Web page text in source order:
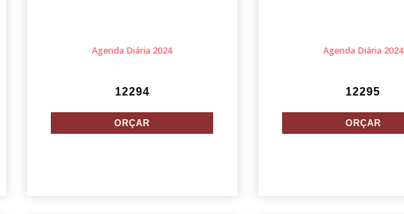
Agenda Diária 2024
12294
Agenda Diária 2024
12295